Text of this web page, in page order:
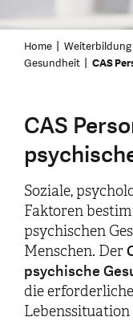
Home Weiterbildung
Gesundheit
CAS
CAS
Soziale,
Faktoren
psychischen
Menschen. Der
psychische
die